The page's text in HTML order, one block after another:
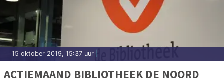
15 oktober 2019, 15:37 uur
ACTIEMAAND BIBLIOTHEEK DE NOORD